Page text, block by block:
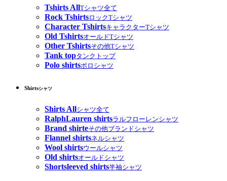
Tshirts AllTシャツ全て
Rock TshirtsロックTシャツ
Character TshirtsキャラクターTシャツ
Old TshirtsオールドTシャツ
Other Tshirtsその他Tシャツ
Tank topタンクトップ
Polo shirtsポロシャツ
Shirtsシャツ
Shirts Allシャツ全て
RalphLauren shirtsラルフローレンシャツ
Brand shirteその他ブランドシャツ
Flannel shirtsネルシャツ
Wool shirtsウールシャツ
Old shirtsオールドシャツ
Shortsleeved shirts半袖シャツ